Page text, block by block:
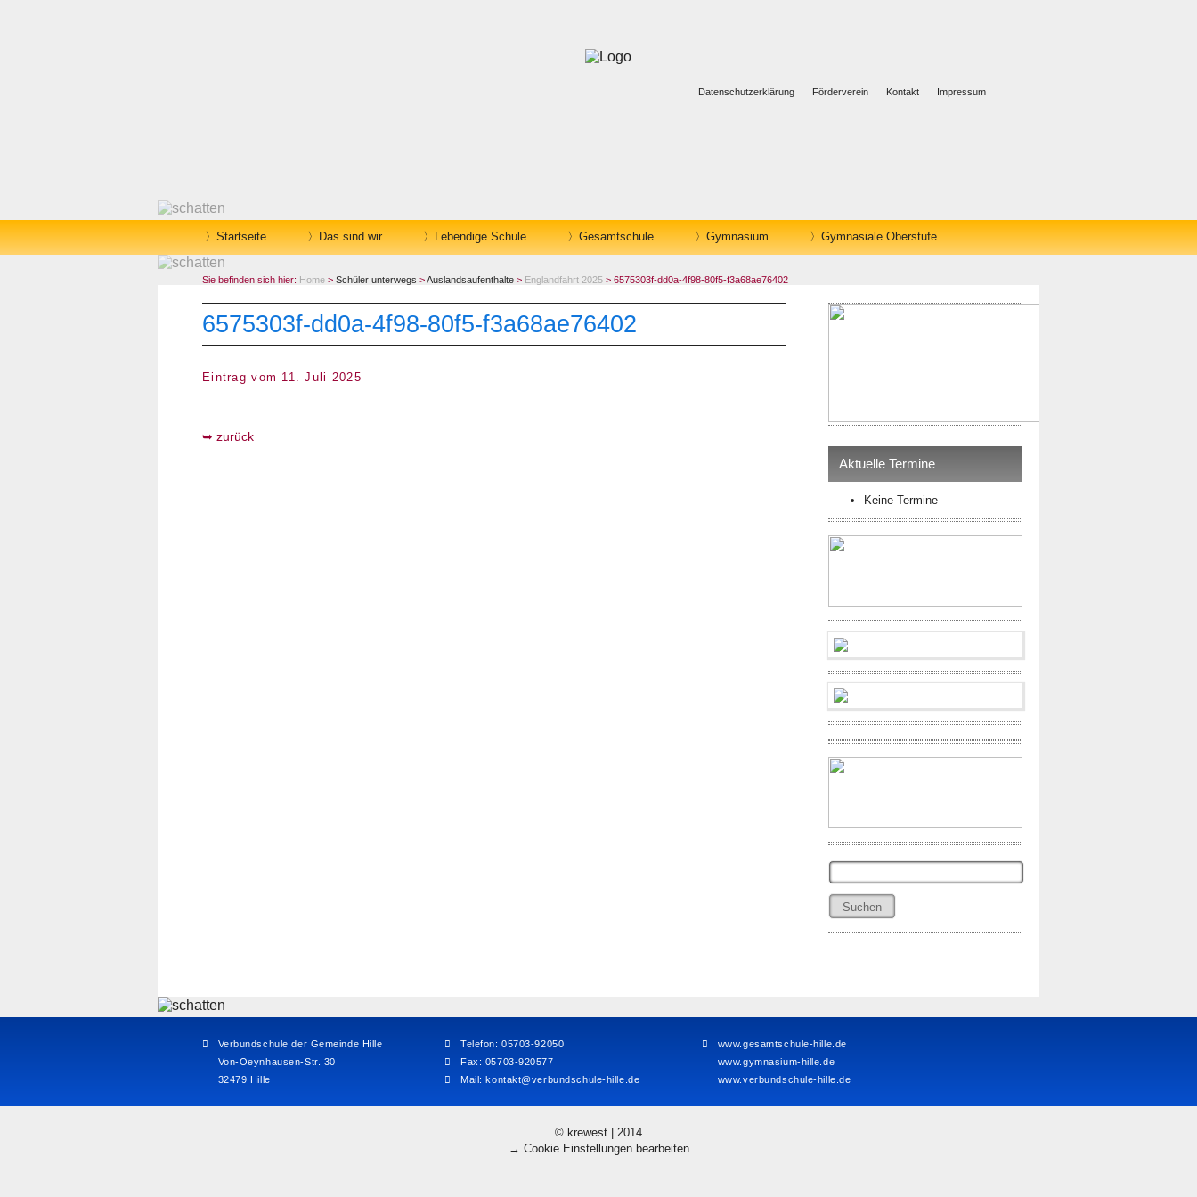
Impressum
Kontakt
Förderverein
Datenschutzerklärung
Startseite Das sind wir Lebendige Schule Gesamtschule Gymnasium Gymnasiale Oberstufe
Sie befinden sich hier: Home > Schüler unterwegs >Auslandsaufenthalte > Englandfahrt 2025 > 6575303f-dd0a-4f98-80f5-f3a68ae76402
6575303f-dd0a-4f98-80f5-f3a68ae76402
Eintrag vom 11. Juli 2025
zurück
Aktuelle Termine
Keine Termine
Suchen
Verbundschule der Gemeinde Hille
Von-Oeynhausen-Str. 30
32479 Hille
Telefon: 05703-92050
Fax: 05703-920577
Mail:kontakt@verbundschule-hille.de
www.gesamtschule-hille.de
www.gymnasium-hille.de
www.verbundschule-hille.de
© krewest | 2014
→ Cookie Einstellungen bearbeiten